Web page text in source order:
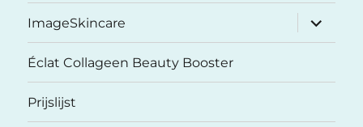
ImageSkincare
submenu
Éclat Collageen Beauty Booster
Prijslijst